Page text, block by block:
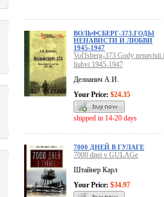
ВОЛЬФСБЕРГ-373.ГОДЫ
НЕНАВИСТИ И ЛЮБВИ
1945-1947
Vol'fsberg-373.Gody nenavisti i
liubvi 1945-1947
Делианич А.И.
Your Price: $24.35
shipped in 14-20 days
7000 ДНЕЙ В ГУЛАГЕ
7000 dnei v GULAGe
Штайнер Карл
Your Price: $34.97